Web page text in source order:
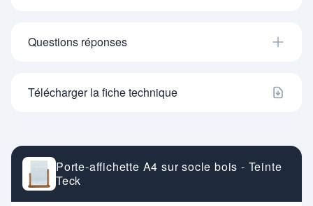
Questions réponses
Télécharger la fiche technique
Porte-affichette A4 sur socle bois - Teinte
Teck